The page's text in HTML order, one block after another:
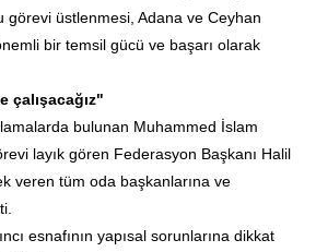
görevi üstlenmesi, Adana ve Ceyhan
bir temsil gücü ve başarı olarak
çalışacağız"
bulunan Muhammed İslam
layık gören Federasyon Başkanı Halil
veren tüm oda başkanlarına ve
esnafının yapısal sorunlarına dikkat